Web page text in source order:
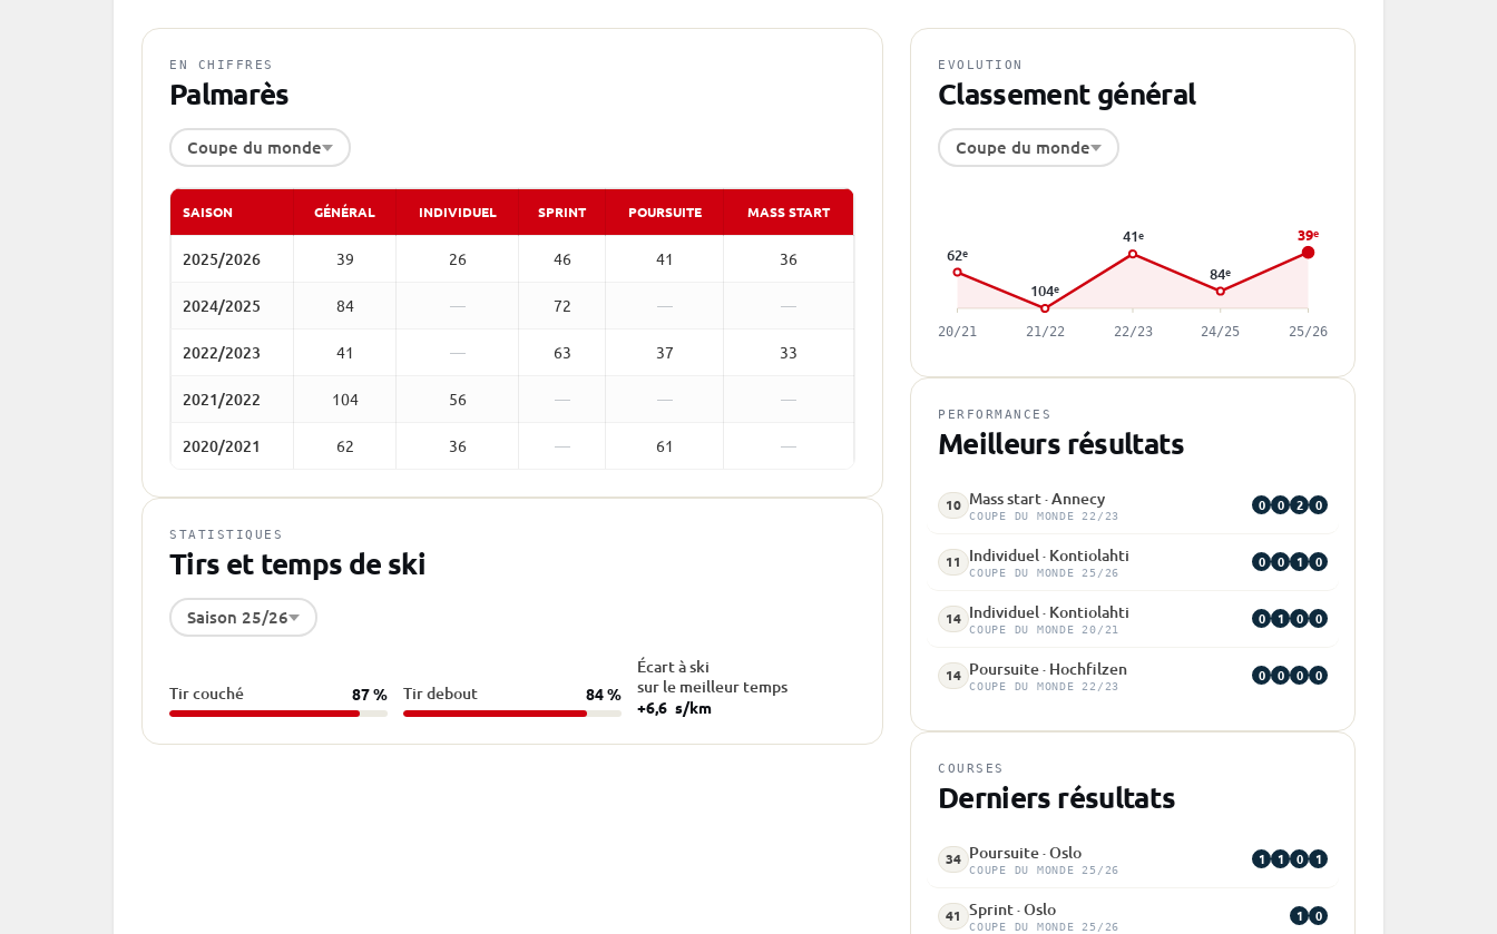
EN CHIFFRES
Palmarès
Coupe du monde
SAISON GÉNÉRAL INDIVIDUEL SPRINT POURSUITE MASS START
2025/2026 39 26 46 41 36
2024/2025 84 — 72 — —
2022/2023 41 — 63 37 33
2021/2022 104 56 — — —
2020/2021 62 36 — 61 —
STATISTIQUES
Tirs et temps de ski
Saison 25/26
Tir couché 87 % Tir debout 84 %
Écart à ski
sur le meilleur temps
+6,6 s/km
EVOLUTION
Classement général
Coupe du monde
62e
20/21
104e
21/22
41e
22/23
84e
24/25
39e
25/26
PERFORMANCES
Meilleurs résultats
10 Mass start · Annecy
COUPE DU MONDE 22/23
0 0 2 0
11 Individuel · Kontiolahti
COUPE DU MONDE 25/26
0 0 1 0
14 Individuel · Kontiolahti
COUPE DU MONDE 20/21
0 1 0 0
14 Poursuite · Hochfilzen
COUPE DU MONDE 22/23
0 0 0 0
COURSES
Derniers résultats
34 Poursuite · Oslo
COUPE DU MONDE 25/26
1 1 0 1
41 Sprint · Oslo
COUPE DU MONDE 25/26
1 0